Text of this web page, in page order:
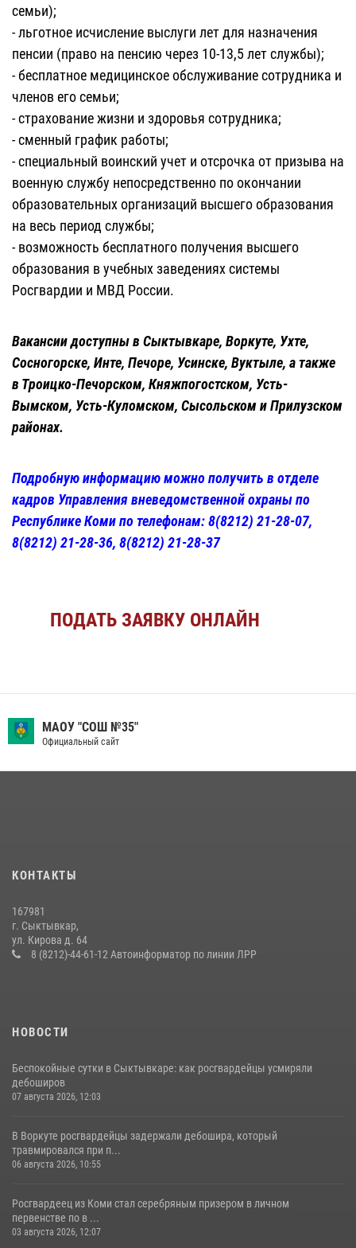
семьи);
- льготное исчисление выслуги лет для назначения
пенсии (право на пенсию через 10-13,5 лет службы);
- бесплатное медицинское обслуживание сотрудника и
членов его семьи;
- страхование жизни и здоровья сотрудника;
- сменный график работы;
- специальный воинский учет и отсрочка от призыва на
военную службу непосредственно по окончании
образовательных организаций высшего образования
на весь период службы;
- возможность бесплатного получения высшего
образования в учебных заведениях системы
Росгвардии и МВД России.
Вакансии доступны в Сыктывкаре, Воркуте, Ухте,
Сосногорске, Инте, Печоре, Усинске, Вуктыле, а также
в Троицко-Печорском, Княжпогостском, Усть-
Вымском, Усть-Куломском, Сысольском и Прилузском
районах.
Подробную информацию можно получить в отделе
кадров Управления вневедомственной охраны по
Республике Коми по телефонам: 8(8212) 21-28-07,
8(8212) 21-28-36, 8(8212) 21-28-37
ПОДАТЬ ЗАЯВКУ ОНЛАЙН
МАОУ "СОШ №35"
Официальный сайт
КОНТАКТЫ
167981
г. Сыктывкар,
ул. Кирова д. 64
8 (8212)-44-61-12 Автоинформатор по линии ЛРР
НОВОСТИ
Беспокойные сутки в Сыктывкаре: как росгвардейцы усмиряли
дебоширов
07 августа 2026, 12:03
В Воркуте росгвардейцы задержали дебошира, который
травмировался при п...
06 августа 2026, 10:55
Росгвардеец из Коми стал серебряным призером в личном
первенстве по в ...
03 августа 2026, 12:07